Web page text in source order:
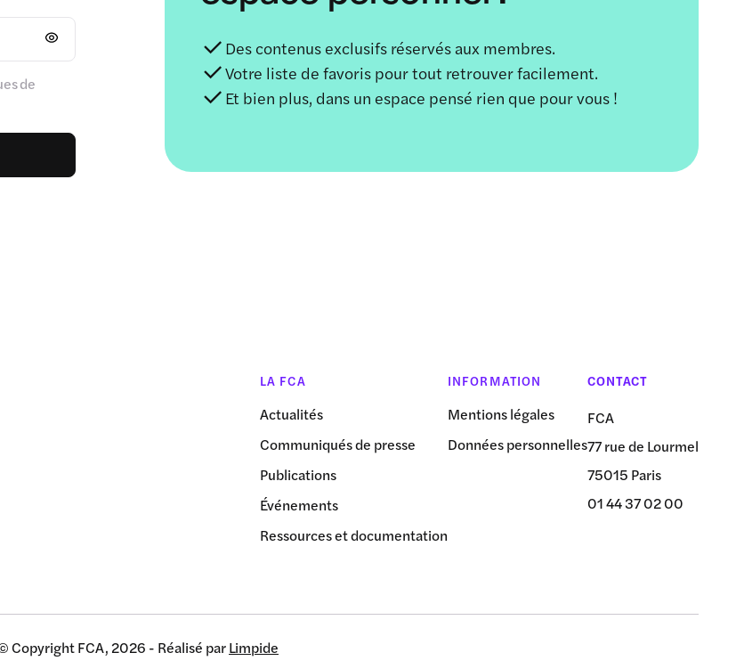
de
Des contenus exclusifs réservés aux membres.
Votre liste de favoris pour tout retrouver facilement.
Et bien plus, dans un espace pensé rien que pour vous !
LA FCA
Actualités
Communiqués de presse
Publications
Événements
Ressources et documentation
INFORMATION
Mentions légales
Données personnelles
CONTACT
FCA
77 rue de Lourmel
75015 Paris
01 44 37 02 00
Copyright FCA, 2026 - Réalisé parLimpide